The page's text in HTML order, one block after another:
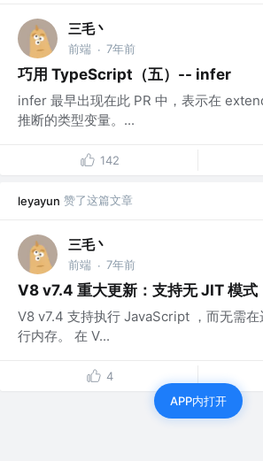
三毛丶
前端 · 7年前
巧用 TypeScript（五）-- infer
infer 最早出现在此 PR 中，表示在
推断的类型变量。...
142
leyayun 赞了这篇文章
三毛丶
前端 · 7年前
V8 v7.4 重大更新：支持无 JIT 模式
V8 v7.4 支持执行 JavaScript ，而无需
行内存。 在 V...
4
APP内打开